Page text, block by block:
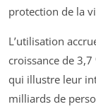
protection de la
L’utilisation
croissance de
qui illustre leur
milliards de